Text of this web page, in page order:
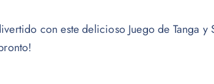
con este delicioso Juego de Tanga y